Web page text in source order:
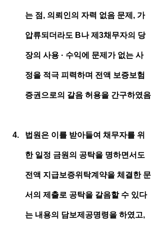
는 점, 의뢰인의 자력 없음 문제, 가
압류되더라도 B나 제3채무자의 당
장의 사용 · 수익에 문제가 없는 사
정을 적극 피력하며 전액 보증보험
증권으로의 갈음 허용을 간구하였음
법원은 이를 받아들여 채무자를 위
한 일정 금원의 공탁을 명하면서도
전액 지급보증위탁계약을 체결한 문
서의 제출로 공탁을 갈음할 수 있다
는 내용의 담보제공명령을 하였고,